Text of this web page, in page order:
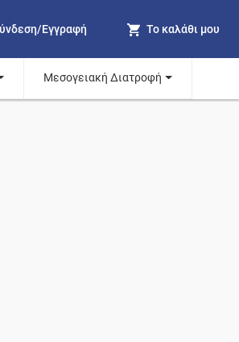
Εγγραφή Το καλάθι μου
Μεσογειακή Διατροφή